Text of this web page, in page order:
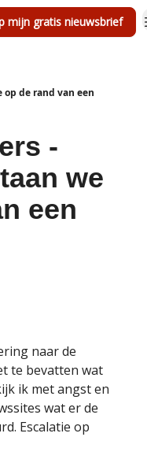
mijn gratis nieuwsbrief
op de rand van een
-
we
een
naar de
te bevatten wat
ik met angst en
wat er de
Escalatie op